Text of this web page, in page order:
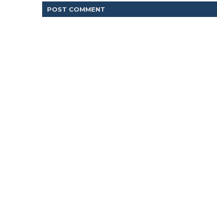
POST COMMENT